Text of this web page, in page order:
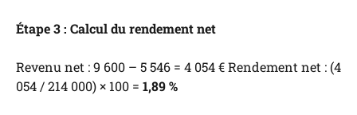
Étape 3 : Calcul du rendement net
Revenu net : 9 600 – 5 546 = 4 054 € Rendement net : (4
054 / 214 000) × 100 = 1,89 %